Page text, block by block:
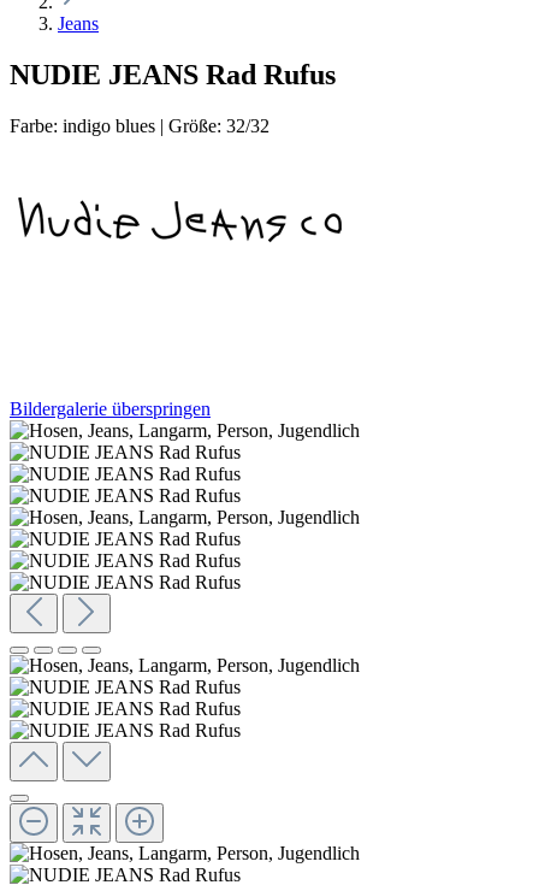
Jeans
NUDIE JEANS Rad Rufus
Farbe: indigo blues | Größe: 32/32
Bildergalerie überspringen